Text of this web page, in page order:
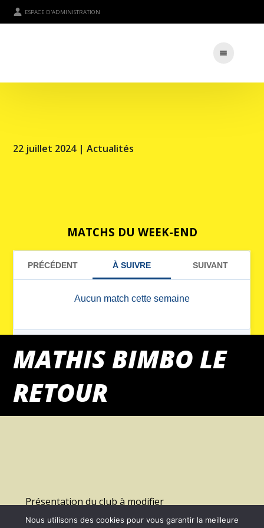
ESPACE D'ADMINISTRATION
MATHIS BIMBO LE
RETOUR
22 juillet 2024 |Actualités
MATCHS DU WEEK-END
Présentation du club à modifier
Nous utilisons des cookies pour vous garantir la meilleure